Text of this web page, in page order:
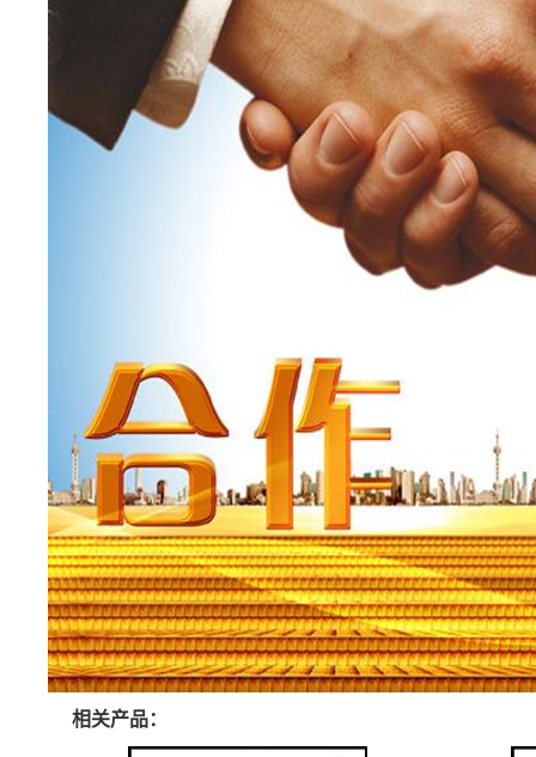
相关产品：